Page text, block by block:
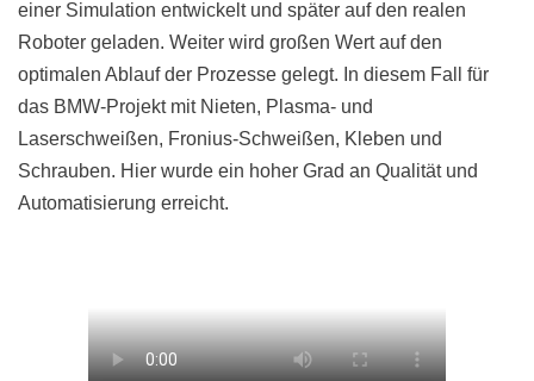
einer Simulation entwickelt und später auf den realen
Roboter geladen. Weiter wird großen Wert auf den
optimalen Ablauf der Prozesse gelegt. In diesem Fall für
das BMW-Projekt mit Nieten, Plasma- und
Laserschweißen, Fronius-Schweißen, Kleben und
Schrauben. Hier wurde ein hoher Grad an Qualität und
Automatisierung erreicht.